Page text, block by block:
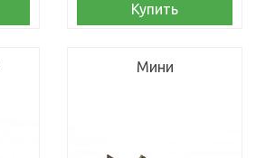
Купить
Мини